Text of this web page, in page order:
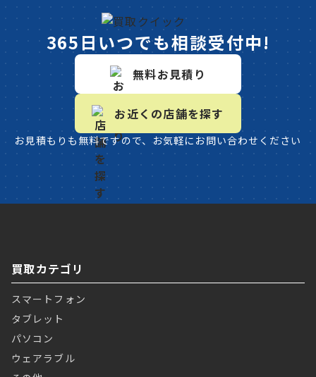
365日いつでも相談受付中!
無料お見積り
お近くの店舗を探す
お見積もりも無料ですので、お気軽にお問い合わせください
買取カテゴリ
スマートフォン
タブレット
パソコン
ウェアラブル